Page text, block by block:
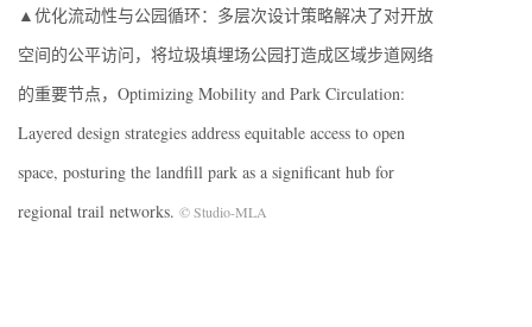
▲优化流动性与公园循环：多层次设计策略解决了对开放
空间的公平访问，将垃圾填埋场公园打造成区域步道网络
的重要节点，Optimizing Mobility and Park Circulation:
Layered design strategies address equitable access to open
space, posturing the landfill park as a significant hub for
regional trail networks. © Studio-MLA